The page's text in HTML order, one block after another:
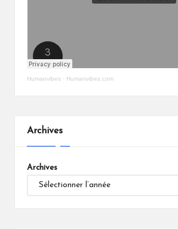
Humanvibes · Humanvibes.com
Archives
Archives